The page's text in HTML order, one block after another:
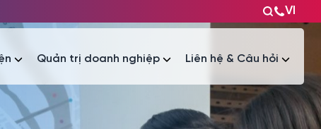
VI
Quản trị doanh nghiệp Liên hệ & Câu hỏi